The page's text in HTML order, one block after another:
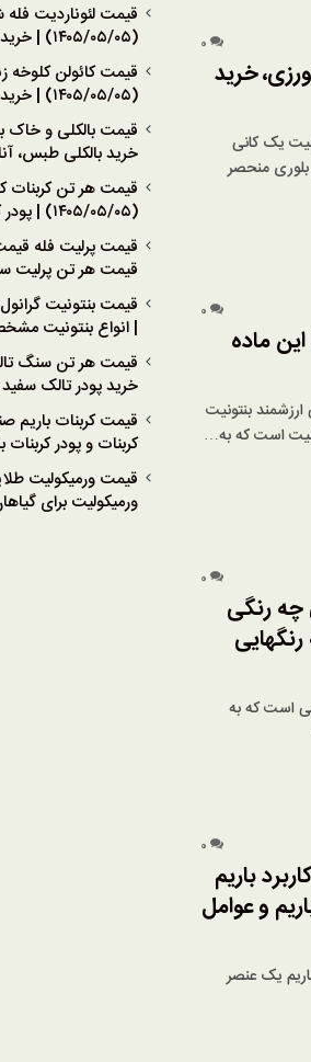
۰
خرید
یک کانی
بلوری منحصر
۰
ماده
بنتونیت
است که به…
۰
رنگی
است که به
۰
باریم
و عوامل
یک عنصر
قیمت لئوناردیت فله
(۱۴۰۵/۰۵/۰۵) | خرید کود خاک لئوناردیت
قیمت کائولن
(۱۴۰۵/۰۵/۰۵) | خرید کائولن سفید با آنالیز
خرید بالکلی طبس،
قیمت هر تن کربنات
(۱۴۰۵/۰۵/۰۵) | پودر کربنات کلسیم براق شده
قیمت هر تن پرلیت
| انواع بنتونیت
خرید پودر تالک سفید
کربنات و پودر کربنات
ورمیکولیت برای